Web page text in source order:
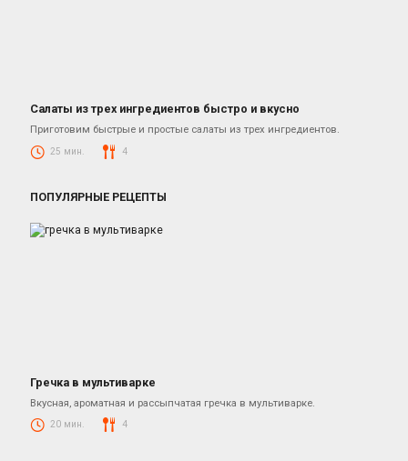
Салаты
Салаты из трех ингредиентов быстро и вкусно
Приготовим быстрые и простые салаты из трех ингредиентов.
25 мин. 4
ПОПУЛЯРНЫЕ РЕЦЕПТЫ
Гречка в мультиварке
Вкусная, ароматная и рассыпчатая гречка в мультиварке.
20 мин. 4